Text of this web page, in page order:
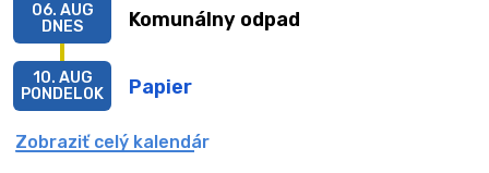
Komunálny odpad
06. AUG
DNES
Papier
10. AUG
PONDELOK
Zobraziť celý kalendár